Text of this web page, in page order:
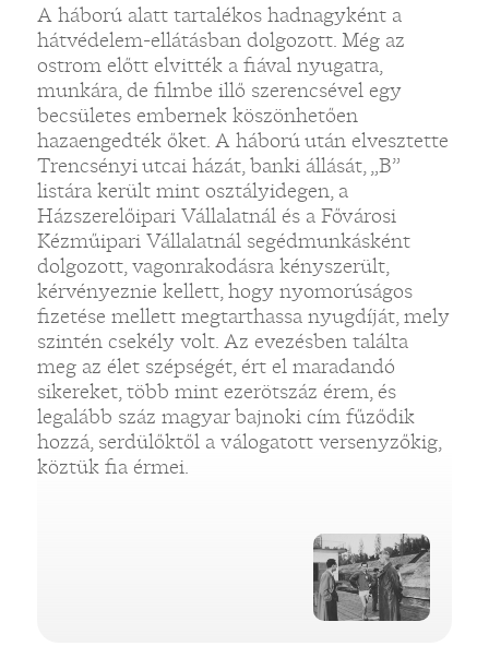
A háború alatt tartalékos hadnagyként a
hátvédelem-ellátásban dolgozott. Még az
ostrom előtt elvitték a fiával nyugatra,
munkára, de filmbe illő szerencsével egy
becsületes embernek köszönhetően
hazaengedték őket. A háború után elvesztette
Trencsényi utcai házát, banki állását, „B”
listára került mint osztályidegen, a
Házszerelőipari Vállalatnál és a Fővárosi
Kézműipari Vállalatnál segédmunkásként
dolgozott, vagonrakodásra kényszerült,
kérvényeznie kellett, hogy nyomorúságos
fizetése mellett megtarthassa nyugdíját, mely
szintén csekély volt. Az evezésben találta
meg az élet szépségét, ért el maradandó
sikereket, több mint ezerötszáz érem, és
legalább száz magyar bajnoki cím fűződik
hozzá, serdülőktől a válogatott versenyzőkig,
köztük fia érmei.